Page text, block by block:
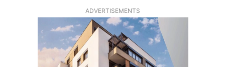
ADVERTISEMENTS